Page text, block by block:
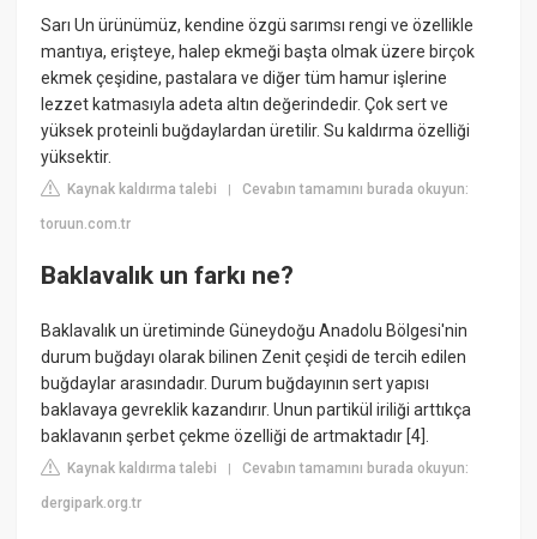
Sarı Un ürünümüz, kendine özgü sarımsı rengi ve özellikle
mantıya, erişteye, halep ekmeği başta olmak üzere birçok
ekmek çeşidine, pastalara ve diğer tüm hamur işlerine
lezzet katmasıyla adeta altın değerindedir. Çok sert ve
yüksek proteinli buğdaylardan üretilir. Su kaldırma özelliği
yüksektir.
Kaynak kaldırma talebi |Cevabın tamamını burada okuyun:
toruun.com.tr
Baklavalık un farkı ne?
Baklavalık un üretiminde Güneydoğu Anadolu Bölgesi'nin
durum buğdayı olarak bilinen Zenit çeşidi de tercih edilen
buğdaylar arasındadır. Durum buğdayının sert yapısı
baklavaya gevreklik kazandırır. Unun partikül iriliği arttıkça
baklavanın şerbet çekme özelliği de artmaktadır [4].
Kaynak kaldırma talebi |Cevabın tamamını burada okuyun:
dergipark.org.tr